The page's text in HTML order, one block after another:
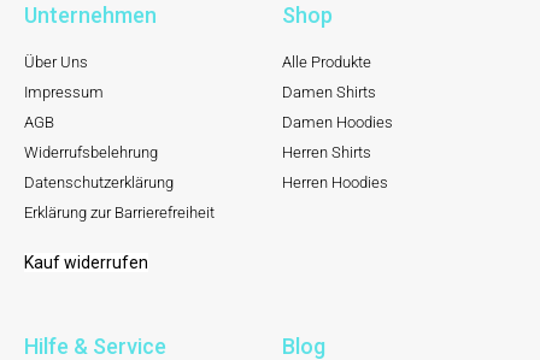
Unternehmen
Über Uns
Impressum
AGB
Widerrufsbelehrung
Datenschutzerklärung
Erklärung zur Barrierefreiheit
Kauf widerrufen
Shop
Alle Produkte
Damen Shirts
Damen Hoodies
Herren Shirts
Herren Hoodies
Hilfe & Service Blog